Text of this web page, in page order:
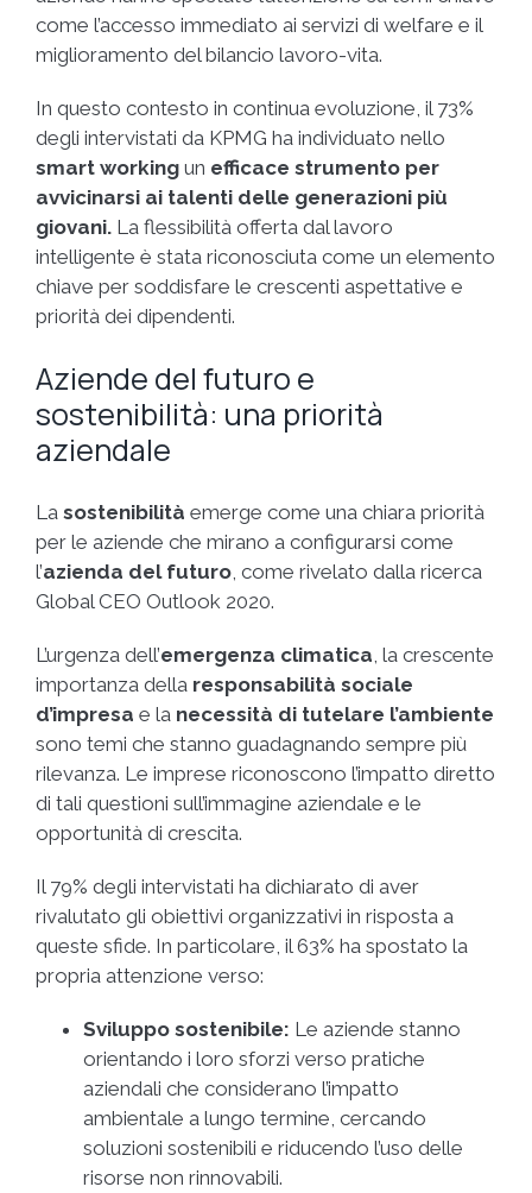
come l’accesso immediato ai servizi di welfare e il
miglioramento del bilancio lavoro-vita.
In questo contesto in continua evoluzione, il 73%
degli intervistati da KPMG ha individuato nello
smart working un efficace strumento per
avvicinarsi ai talenti delle generazioni più
giovani. La flessibilità offerta dal lavoro
intelligente è stata riconosciuta come un elemento
chiave per soddisfare le crescenti aspettative e
priorità dei dipendenti.
Aziende del futuro e
sostenibilità: una priorità
aziendale
La sostenibilità emerge come una chiara priorità
per le aziende che mirano a configurarsi come
l’azienda del futuro , come rivelato dalla ricerca
Global CEO Outlook 2020.
L’urgenza dell’emergenza climatica , la crescente
importanza della responsabilità sociale
d’impresa e la necessità di tutelare l’ambiente
sono temi che stanno guadagnando sempre più
rilevanza. Le imprese riconoscono l’impatto diretto
di tali questioni sull’immagine aziendale e le
opportunità di crescita.
Il 79% degli intervistati ha dichiarato di aver
rivalutato gli obiettivi organizzativi in risposta a
queste sfide. In particolare, il 63% ha spostato la
propria attenzione verso:
Sviluppo sostenibile: Le aziende stanno
orientando i loro sforzi verso pratiche
aziendali che considerano l’impatto
ambientale a lungo termine, cercando
soluzioni sostenibili e riducendo l’uso delle
risorse non rinnovabili.